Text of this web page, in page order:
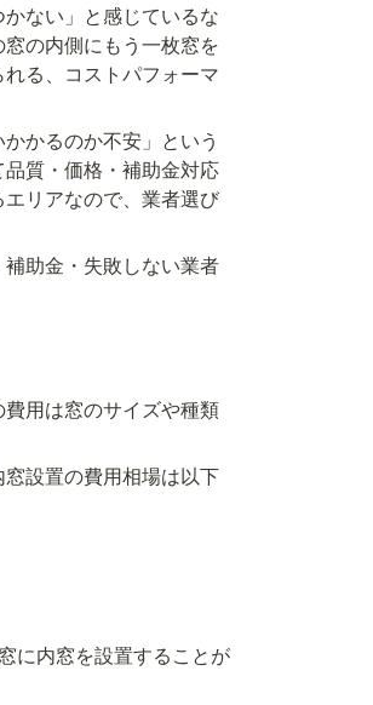
ない」と感じているな
の内側にもう一枚窓を
る、コストパフォーマ
かるのか不安」という
質・価格・補助金対応
リアなので、業者選び
助金・失敗しない業者
用は窓のサイズや種類
設置の費用相場は以下
に内窓を設置することが